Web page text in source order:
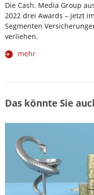
Die Cash. Media Group
2022 drei Awards – jetzt
Segmenten
verliehen.
mehr
Das könnte Sie